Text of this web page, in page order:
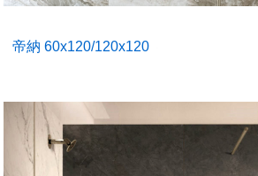
帝納 60x120/120x120